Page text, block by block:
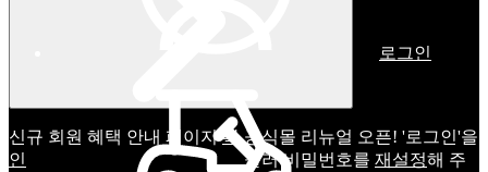
신규 회원 혜택 안내 페이지확
인
공식몰 리뉴얼 오픈! '로그인'을
눌러 비밀번호를 재설정해 주
로그인